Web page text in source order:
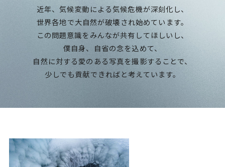
近年、気候変動による気候危機が深刻化し、
世界各地で大自然が破壊され始めています。
この問題意識をみんなが共有してほしいし、
僕自身、自省の念を込めて、
自然に対する愛のある写真を撮影することで、
少しでも貢献できればと考えています。